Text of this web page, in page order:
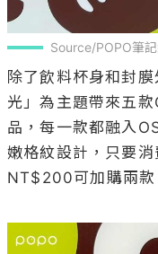
Source/POPO筆
除了飲料杯身和封
光」為主題帶來五
品，每一款都融入
嫩格紋設計，只要
NT$200可加購兩款